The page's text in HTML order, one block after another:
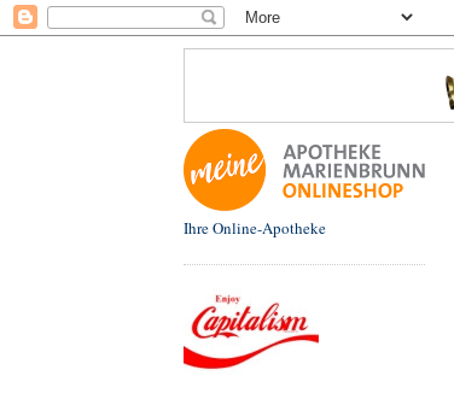
Ihre Online-Apotheke